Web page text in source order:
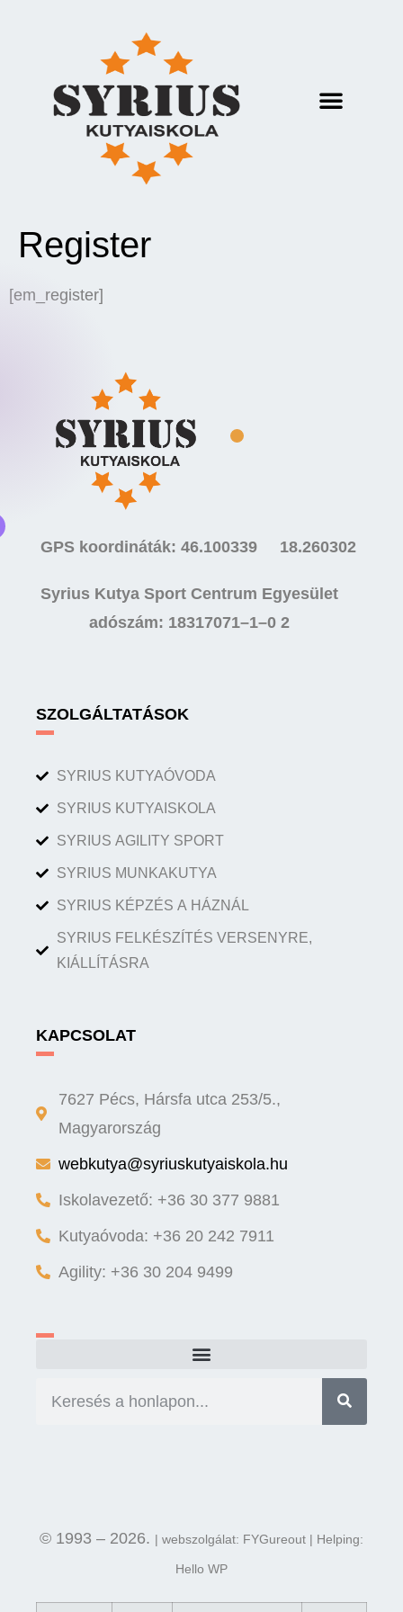
Register
[em_register]
GPS koordináták: 46.100339 18.260302
Syrius Kutya Sport Centrum Egyesület
adószám: 18317071–1–0 2
SZOLGÁLTATÁSOK
SYRIUS KUTYAÓVODA
SYRIUS KUTYAISKOLA
SYRIUS AGILITY SPORT
SYRIUS MUNKAKUTYA
SYRIUS KÉPZÉS A HÁZNÁL
SYRIUS FELKÉSZÍTÉS VERSENYRE,
KIÁLLÍTÁSRA
KAPCSOLAT
7627 Pécs, Hársfa utca 253/5.,
Magyarország
webkutya@syriuskutyaiskola.hu
Iskolavezető: +36 30 377 9881
Kutyaóvoda: +36 20 242 7911
Agility: +36 30 204 9499
© 1993 – 2026. | webszolgálat: FYGureout | Helping:
Hello WP